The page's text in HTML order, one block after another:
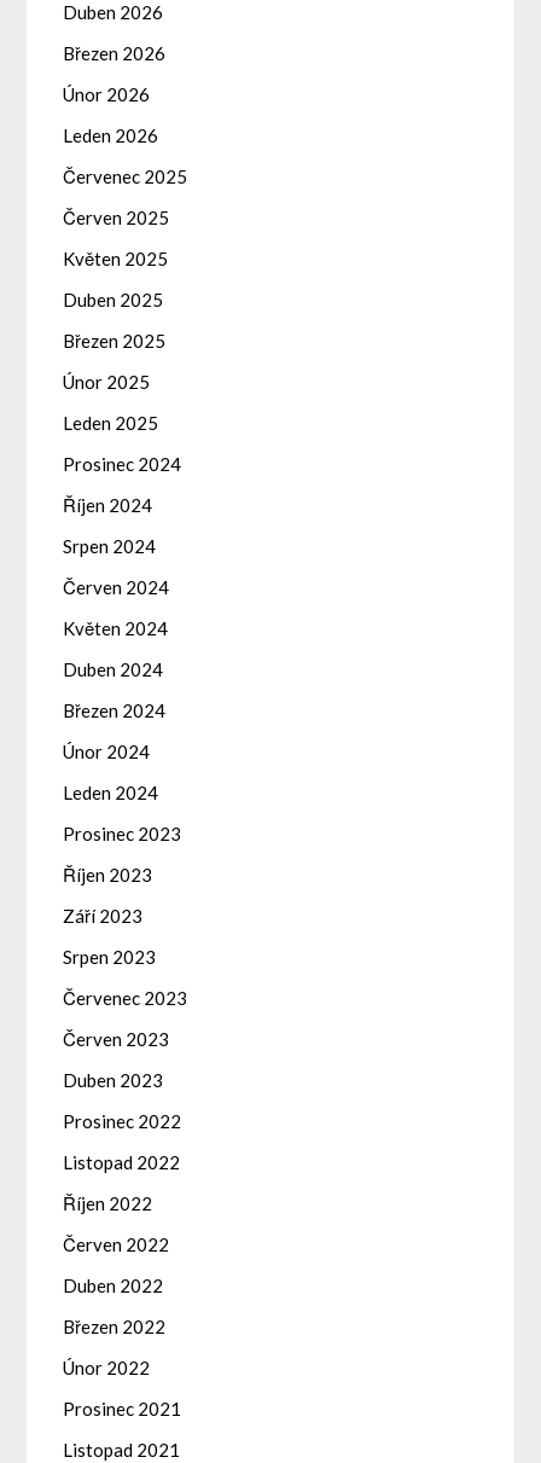
Duben 2026
Březen 2026
Únor 2026
Leden 2026
Červenec 2025
Červen 2025
Květen 2025
Duben 2025
Březen 2025
Únor 2025
Leden 2025
Prosinec 2024
Říjen 2024
Srpen 2024
Červen 2024
Květen 2024
Duben 2024
Březen 2024
Únor 2024
Leden 2024
Prosinec 2023
Říjen 2023
Září 2023
Srpen 2023
Červenec 2023
Červen 2023
Duben 2023
Prosinec 2022
Listopad 2022
Říjen 2022
Červen 2022
Duben 2022
Březen 2022
Únor 2022
Prosinec 2021
Listopad 2021